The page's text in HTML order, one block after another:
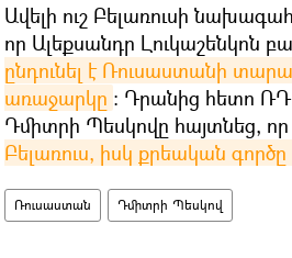
Ավելի ուշ Բելառուսի
որ Ալեքսանդր Լուկաշենկոն
ընդունել է Ռուսաստանի
առաջարկը : Դրանից հետո
Դմիտրի Պեսկովը հայտնեց, որ
Բելառուս, իսկ քրեական
Ռուսաստան Դմիտրի Պեսկով